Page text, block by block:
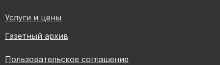
Услуги и цены
Газетный архив
Пользовательское соглашение